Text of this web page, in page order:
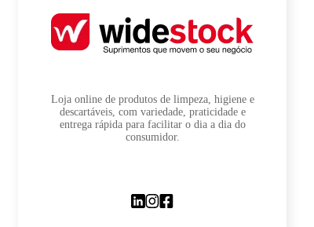
Loja online de produtos de limpeza, higiene e
descartáveis, com variedade, praticidade e
entrega rápida para facilitar o dia a dia do
consumidor.